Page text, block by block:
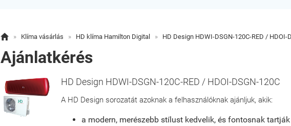
 » Klíma vásárlás » HD klíma Hamilton Digital » HD Design HDWI-DSGN-120C-RED / HDOI-
Ajánlatkérés
HD Design HDWI-DSGN-120C-RED / HDOI-DSGN-120C
A HD Design sorozatát azoknak a felhasználóknak ajánljuk, akik:
a modern, merészebb stílust kedvelik, és fontosnak